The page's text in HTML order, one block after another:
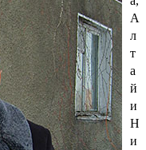
А
л
т
а
й
и
Н
и